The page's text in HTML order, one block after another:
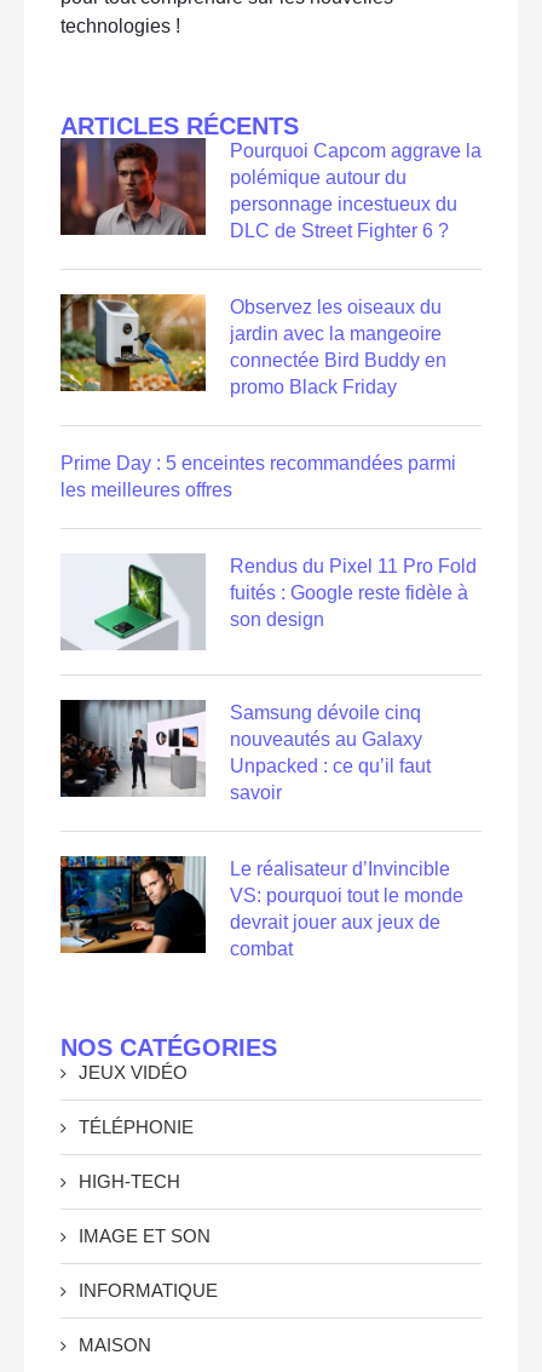
technologies !
ARTICLES RÉCENTS
Pourquoi Capcom aggrave la
polémique autour du
personnage incestueux du
DLC de Street Fighter 6 ?
Observez les oiseaux du
jardin avec la mangeoire
connectée Bird Buddy en
promo Black Friday
Prime Day : 5 enceintes recommandées parmi
les meilleures offres
Rendus du Pixel 11 Pro Fold
fuités : Google reste fidèle à
son design
Samsung dévoile cinq
nouveautés au Galaxy
Unpacked : ce qu’il faut
savoir
Le réalisateur d’Invincible
VS: pourquoi tout le monde
devrait jouer aux jeux de
combat
NOS CATÉGORIES
JEUX VIDÉO
TÉLÉPHONIE
HIGH-TECH
IMAGE ET SON
INFORMATIQUE
MAISON